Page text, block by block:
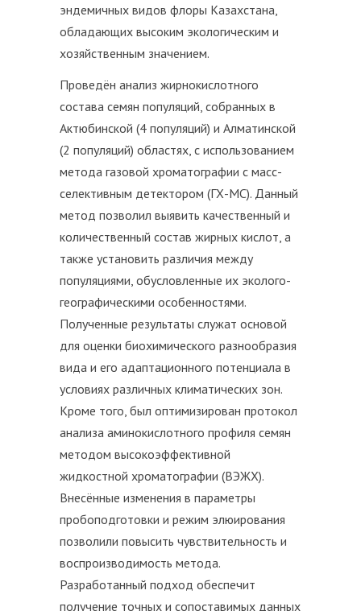
эндемичных видов флоры Казахстана,
обладающих высоким экологическим и
хозяйственным значением.
Проведён анализ жирнокислотного
состава семян популяций, собранных в
Актюбинской (4 популяций) и Алматинской
(2 популяций) областях, с использованием
метода газовой хроматографии с масс-
селективным детектором (ГХ-МС). Данный
метод позволил выявить качественный и
количественный состав жирных кислот, а
также установить различия между
популяциями, обусловленные их эколого-
географическими особенностями.
Полученные результаты служат основой
для оценки биохимического разнообразия
вида и его адаптационного потенциала в
условиях различных климатических зон.
Кроме того, был оптимизирован протокол
анализа аминокислотного профиля семян
методом высокоэффективной
жидкостной хроматографии (ВЭЖХ).
Внесённые изменения в параметры
пробоподготовки и режим элюирования
позволили повысить чувствительность и
воспроизводимость метода.
Разработанный подход обеспечит
получение точных и сопоставимых данных